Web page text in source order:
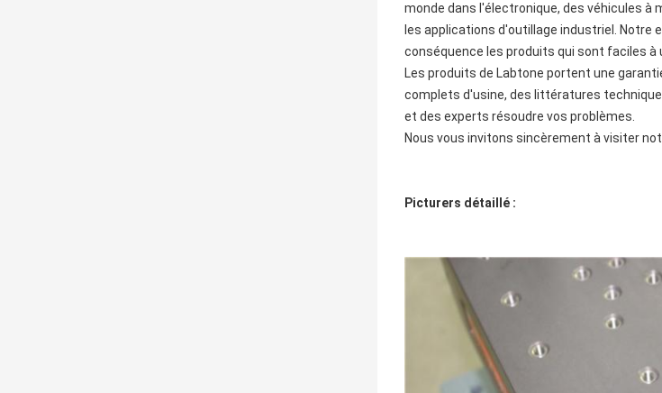
monde dans l'électronique, des véhicules
les applications d'outillage industriel. Notre
conséquence les produits qui sont faciles
Les produits de Labtone portent une
complets d'usine, des littératures
et des experts résoudre vos problèmes.
Nous vous invitons sincèrement à visiter
Picturers détaillé :